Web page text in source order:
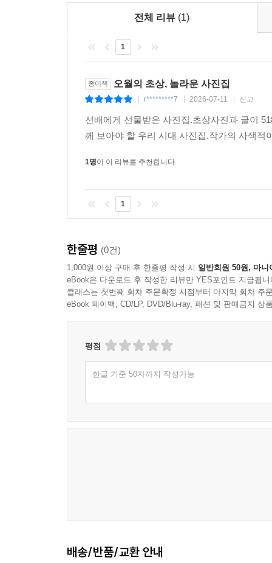
전체 리뷰 (1)
1
종이책 오월의 초상, 놀라운 사진집
r*********7 2026-07-11 신고
선배에게 선물받은 사진집.초상사진과 글이
께 보아야 할 우리 시대 사진집.작가의 사색
1명이 이 리뷰를 추천합니다.
1
한줄평 (0건)
1,000원 이상 구매 후 한줄평 작성 시 일반회원 50원, 마니
eBook은 다운로드 후 작성한 리뷰만 YES포인트 지급됩니
클래스는 첫번째 회차 주문확정 시점부터 마지막 회차 주
eBook 페이백, CD/LP, DVD/Blu-ray, 패션 및 판매금지 상
평점
한글 기준 50자까지 작성가능
배송/반품/교환 안내